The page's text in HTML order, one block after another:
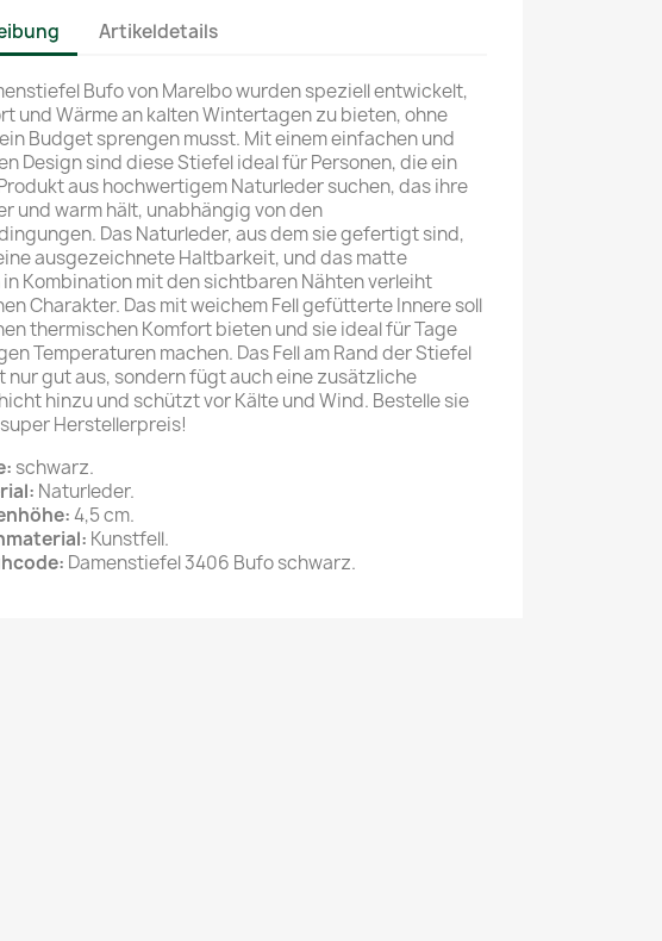
Artikeldetails
Bufo von Marelbo wurden speziell entwickelt,
und Wärme an kalten Wintertagen zu bieten, ohne
Budget sprengen musst. Mit einem einfachen und
Design sind diese Stiefel ideal für Personen, die ein
aus hochwertigem Naturleder suchen, das ihre
und warm hält, unabhängig von den
Das Naturleder, aus dem sie gefertigt sind,
ausgezeichnete Haltbarkeit, und das matte
in Kombination mit den sichtbaren Nähten verleiht
Charakter. Das mit weichem Fell gefütterte Innere soll
thermischen Komfort bieten und sie ideal für Tage
Temperaturen machen. Das Fell am Rand der Stiefel
nur gut aus, sondern fügt auch eine zusätzliche
hinzu und schützt vor Kälte und Wind. Bestelle sie
Herstellerpreis!
schwarz.
Naturleder.
4,5 cm.
Kunstfell.
Damenstiefel 3406 Bufo schwarz.